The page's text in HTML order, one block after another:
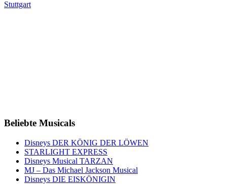
Stuttgart
Beliebte Musicals
Disneys DER KÖNIG DER LÖWEN
STARLIGHT EXPRESS
Disneys Musical TARZAN
MJ – Das Michael Jackson Musical
Disneys DIE EISKÖNIGIN